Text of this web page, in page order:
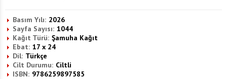
Basım Yılı: 2026
Sayfa Sayısı: 1044
Kağıt Türü: Şamuha Kağıt
Ebat: 17 x 24
Dil: Türkçe
Cilt Durumu: Ciltli
ISBN: 9786259897585